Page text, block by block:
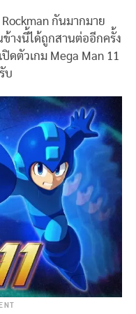
กันมากมาย
ข้างนี้ได้ถูกสานต่ออีกครั้ง
ดตัวเกม Mega Man 11
บ